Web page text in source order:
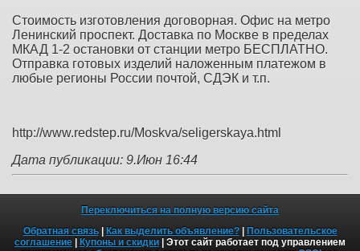
Стоимость изготовления договорная. Офис на метро
Ленинский проспект. Доставка по Москве в пределах
МКАД 1-2 остановки от станции метро БЕСПЛАТНО.
Отправка готовых изделий наложенным платежом в
любые регионы России почтой, СДЭК и т.п.
http://www.redstep.ru/Moskva/seligerskaya.html
Дата публикации: 9.Июн 16:44
Переключиться на полную версию сайта
Обратная связь| Как выделить объявление?| Пользовательское
соглашение | Купоны и скидки | Этот сайт работает под управлением